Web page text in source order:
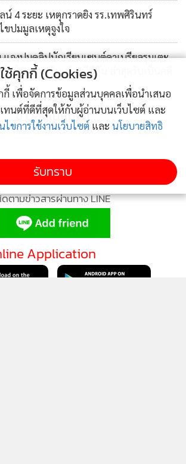
น์ 4 ระยะ เหตุกราดยิง รร.เทพศิรินทร์
ขปมมูลเหตุจูงใจ
แจงปมคลิปนักเรียนเซนต์คาเบรียลรุมเตะ-
นในคลิปเป็นเพียงบีบีกัน ล่าสุดรับเป็นคดี
ข่าวอื่นในหมวด
ตามข่าวสารผ่านทาง LINE
Application
ช้คุกกี้ (Cookies)
กี้ เพื่อจัดการข้อมูลส่วนบุคคลเพื่อนำเสนอ
ทนต์ที่ดีที่สุดให้กับผู้อ่านบนเว็บไซต์ และ
ไขการใช้งานเว็บไซต์ และ นโยบายสิทธิ
รับทราบ